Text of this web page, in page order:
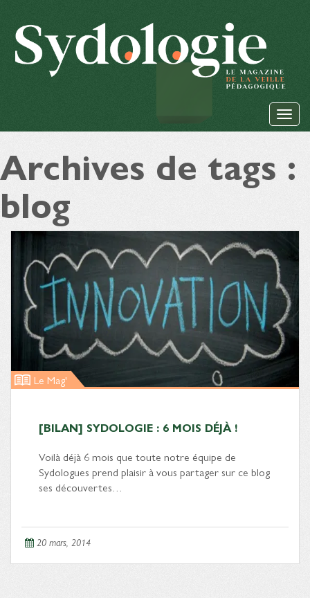
Archives de tags :
blog
Le Mag'
[BILAN] SYDOLOGIE : 6 MOIS DÉJÀ !
Voilà déjà 6 mois que toute notre équipe de
Sydologues prend plaisir à vous partager sur ce blog
ses découvertes…
20 mars, 2014